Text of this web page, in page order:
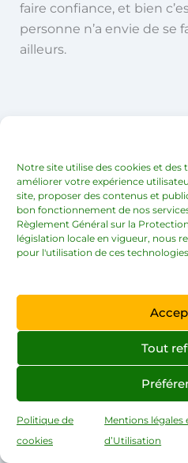
Notre site utilise des cookies et
améliorer votre expérience
site, proposer des contenus et
bon fonctionnement de nos
Règlement Général sur la
législation locale en vigueur, nous
pour l'utilisation de ces
Tout
Politique de
cookies
Mentions légales
d’Utilisation
faire confiance, et bien
personne n’a envie de se
ailleurs.